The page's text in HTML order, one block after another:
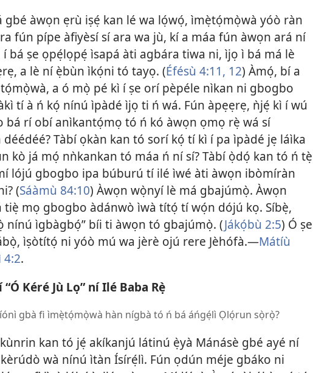
gbé àwọn ẹrù iṣẹ́ kan lé wa lọ́wọ́, ìmẹ̀tọ́mọ̀wà yóò ràn
fún pípe àfiyèsí sí ara wa jù, kí a máa fún àwọn ará ní
bá ṣe ọpẹ́lọpẹ́ ìsapá àti agbára tiwa ni, ìjọ ì bá má lè
a lè ní ẹ̀bùn ìkọ́ni tó tayọ. (Éfésù 4:11, 12) Àmọ́, bí a
a ó mọ̀ pé kì í ṣe orí pèpéle nìkan ni gbogbo
tí à ń kọ́ nínú ìpàdé ìjọ ti ń wá. Fún àpẹẹrẹ, ǹjẹ́ kì í wú
bá rí obí anìkantọ́mọ tó ń kó àwọn ọmọ rẹ̀ wá sí
Tàbí ọkàn kan tó sorí kọ́ tí kì í pa ìpàdé jẹ láìka
kò já mọ́ nǹkankan tó máa ń ní sí? Tàbí ọ̀dọ́ kan tó ń tẹ̀
lójú gbogbo ipa búburú tí ilé ìwé àti àwọn ibòmíràn
(Sáàmù 84:10) Àwọn wọ̀nyí lè má gbajúmọ̀. Àwọn
tiẹ̀ mọ gbogbo àdánwò ìwà títọ́ tí wọ́n dójú kọ. Síbẹ̀,
nínú ìgbàgbọ́” bíi ti àwọn tó gbajúmọ̀. (Jákọ́bù 2:5) Ó ṣe
ìṣòtítọ́ ni yóò mú wa jèrè ojú rere Jèhófà.—Mátíù
4:2.
Kéré Jù Lọ” ní Ilé Baba Rẹ̀
gbà fi ìmẹ̀tọ́mọ̀wà hàn nígbà tó ń bá áńgẹ́lì Ọlọ́run sọ̀rọ̀?
kan tó jẹ́ akíkanjú látinú ẹ̀yà Mánásè gbé ayé ní
wà nínú ìtàn Ísírẹ́lì. Fún ọdún méje gbáko ni